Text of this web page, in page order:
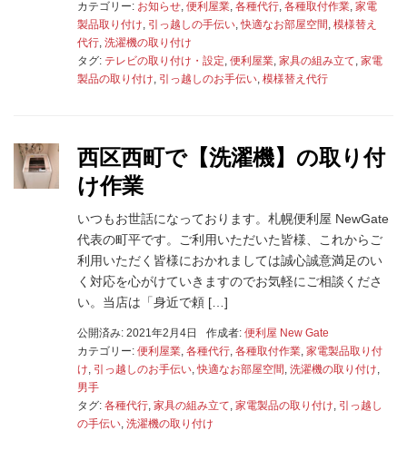
カテゴリー: お知らせ, 便利屋業, 各種代行, 各種取付作業, 家電
製品取り付け, 引っ越しの手伝い,快適なお部屋空間 , 模様替え
代行, 洗濯機の取り付け
タグ: テレビの取り付け・設定, 便利屋業, 家具の組み立て, 家電
製品の取り付け, 引っ越しのお手伝い, 模様替え代行
西区西町で【洗濯機】の取り付
け作業
いつもお世話になっております。札幌便利屋 NewGate
代表の町平です。ご利用いただいた皆様、これからご
利用いただく皆様におかれましては誠心誠意満足のい
く対応を心がけていきますのでお気軽にご相談くださ
い。当店は「身近で頼 […]
公開済み: 2021年2月4日 作成者: 便利屋 New Gate
カテゴリー: 便利屋業 各種代行 各種取付作業 家電製品取り付
け 引っ越しのお手伝い ,快適なお部屋空間 洗濯機の取り付け
男手
タグ: 各種代行 家具の組み立て 家電製品の取り付け 引っ越し
の手伝い 洗濯機の取り付け